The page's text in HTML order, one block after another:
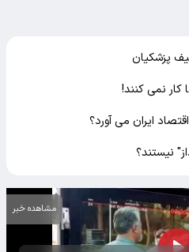
پزشکیان
کار نمی کنند!
ایران می آورد؟
نیستند؟
مشاهده خبر